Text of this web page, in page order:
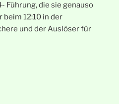
Führung, die sie genauso
12:10 in der
und der Auslöser für